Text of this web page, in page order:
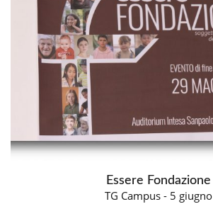
Essere Fondazione
TG Campus - 5 giugno